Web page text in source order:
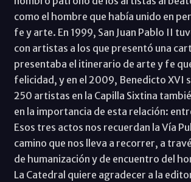
como el hombre que había unido en
fe y arte. En 1999, San Juan Pablo II
con artistas a los que presentó una
presentaba el itinerario de arte y fe
felicidad, y en el 2009, Benedicto XVI
250 artistas en la Capilla Sixtina
en la importancia de esta relación:
Esos tres actos nos recuerdan la Vía
camino que nos lleva a recorrer, a
de humanización y de encuentro del
La Catedral quiere agradecer a la